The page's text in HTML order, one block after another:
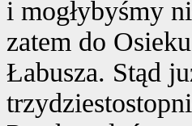
i mogłybyśmy
zatem do
Łabusza. Stąd